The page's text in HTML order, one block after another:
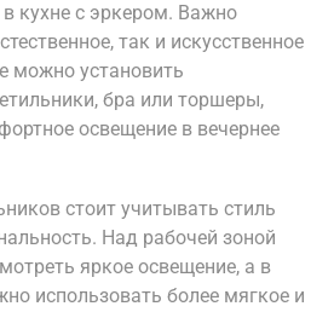
кухне с эркером. Важно
так и искусственное
можно установить
бра или торшеры,
освещение в вечернее
стоит учитывать стиль
Над рабочей зоной
яркое освещение, а в
использовать более мягкое и